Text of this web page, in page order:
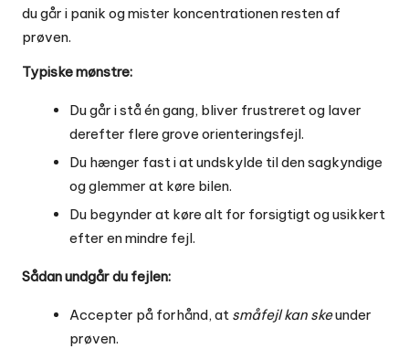
du går i panik og mister koncentrationen resten af
prøven.
Typiske mønstre:
Du går i stå én gang, bliver frustreret og laver
derefter flere grove orienteringsfejl.
Du hænger fast i at undskylde til den sagkyndige
og glemmer at køre bilen.
Du begynder at køre alt for forsigtigt og usikkert
efter en mindre fejl.
Sådan undgår du fejlen:
Accepter på forhånd, at småfejl kan skeunder
prøven.